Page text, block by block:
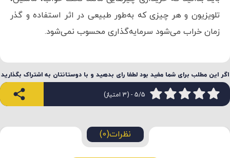
تلویزیون و هر چیزی که به‌طور طبیعی در اثر استفاده و گذر
زمان خراب می‌شود سرمایه‌گذاری محسوب نمی‌شود.
اگر این مطلب برای شما مفید بود لطفا رای بدهید و با دوستانتان به اشتراک بگذارید
5/5 - (3 امتیاز)
نظرات(0)